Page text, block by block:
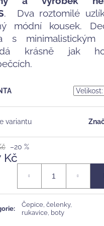
. Dva roztomilé
módní kousek.
s minimalistickým
krásně jak
variantu
–20 %
Kč
:
Čepice, čelenky,
rukavice, boty